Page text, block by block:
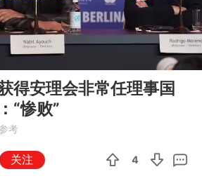
得安理会非常任理事国
“惨败”
考
关注 4